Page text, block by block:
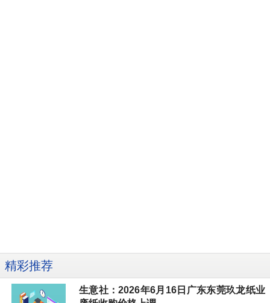
精彩推荐
生意社：2026年6月16日广东东莞玖龙纸业